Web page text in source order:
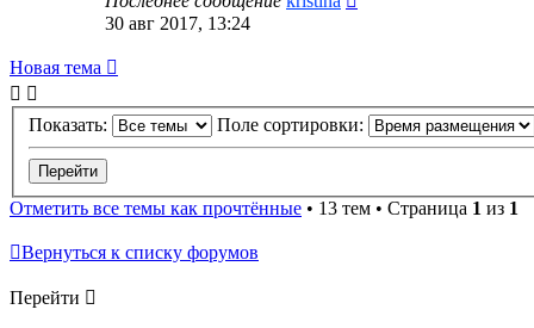
30 авг 2017, 13:24
Новая тема
Показать: Поле сортировки:
Отметить все темы как прочтённые • 13 тем • Страница 1 из 1
Вернуться к списку форумов
Перейти